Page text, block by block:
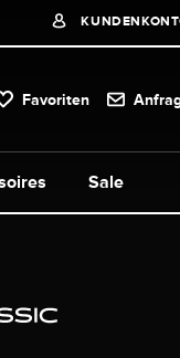
Favoriten
Sale